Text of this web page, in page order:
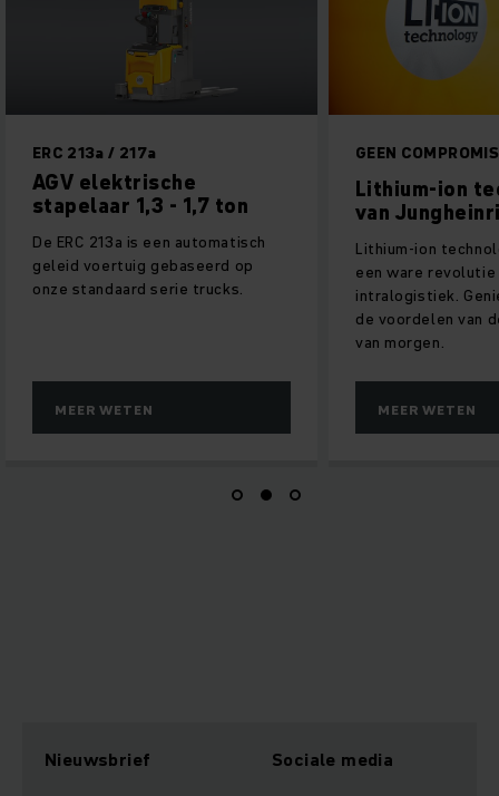
ERC 213a / 217a
AGV elektrische
stapelaar 1,3 - 1,7 ton
De ERC 213a is een automatisch
geleid voertuig gebaseerd op
onze standaard serie trucks.
MEER WETEN
GEEN
Lithium-ion
van
Lithium-ion
een ware revolutie
intralogistiek.
de voordelen van
van morgen.
MEER WETEN
Nieuwsbrief Sociale media